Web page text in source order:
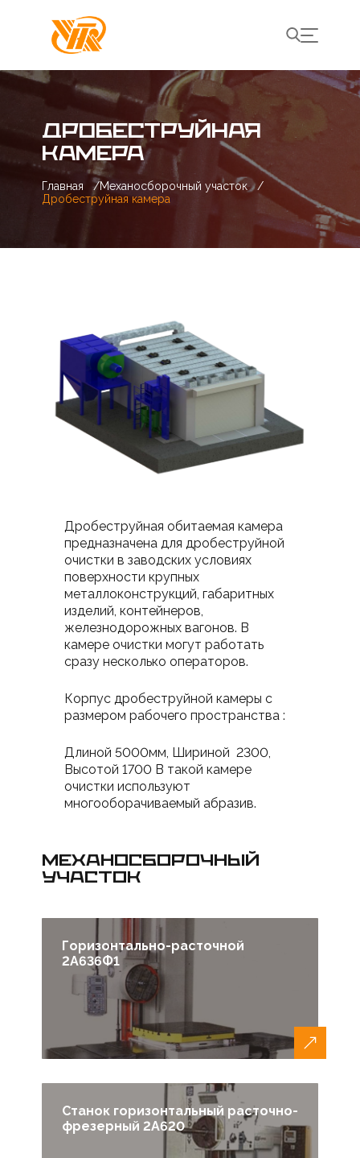
ДРОБЕСТРУЙНАЯ
КАМЕРА
Главная /Механосборочный участок
/
Дробеструйная камера
Дробеструйная обитаемая камера
предназначена для дробеструйной
очистки в заводских условиях
поверхности крупных
металлоконструкций, габаритных
изделий, контейнеров,
железнодорожных вагонов. В
камере очистки могут работать
сразу несколько операторов.
Корпус дробеструйной камеры с
размером рабочего пространства :
Длиной 5000мм, Шириной 2300,
Высотой 1700 В такой камере
очистки используют
многооборачиваемый абразив.
МЕХАНОСБОРОЧНЫЙ
УЧАСТОК
Горизонтально-расточной
2А636Ф1
Станок горизонтальный расточно-
фрезерный 2А620